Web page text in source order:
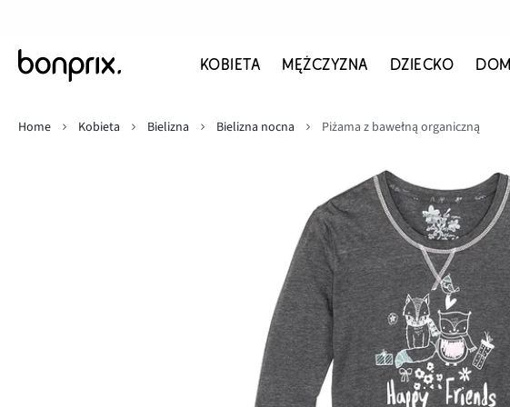
KOBIETA MĘŻCZYZNA DZIECKO DOM
Home
Kobieta Bielizna Bielizna nocna Piżama z bawełną organiczną